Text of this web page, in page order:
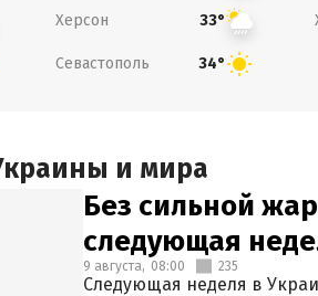
Херсон 33°
Севастополь 34°
и мира
Без сильной
следующая
9 августа, 08:00 235
Следующая неделя в